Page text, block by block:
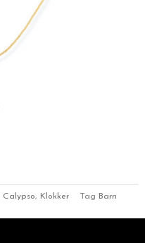
Calypso, Klokker Tag Barn